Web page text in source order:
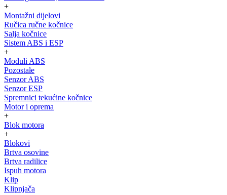
+
Montažni dijelovi
Ručica ručne kočnice
Salja kočnice
Sistem ABS i ESP
+
Moduli ABS
Pozostałe
Senzor ABS
Senzor ESP
Spremnici tekućine kočnice
Motor i oprema
+
Blok motora
+
Blokovi
Brtva osovine
Brtva radilice
Ispuh motora
Klip
Klipnjača